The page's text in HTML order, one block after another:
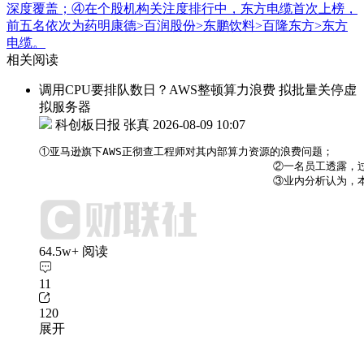
深度覆盖；④在个股机构关注度排行中，东方电缆首次上榜，
前五名依次为药明康德>百润股份>东鹏饮料>百隆东方>东方
电缆。
相关阅读
调用CPU要排队数日？AWS整顿算力浪费 拟批量关停虚
拟服务器
科创板日报 张真 2026-08-09 10:07
①亚马逊旗下AWS正彻查工程师对其内部算力资源的浪费问题；
②一名员工透露，过去
③业内分析认为，本
64.5w+ 阅读
11
120
展开